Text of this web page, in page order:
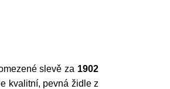
slevě za 1902
kvalitní, pevná židle z